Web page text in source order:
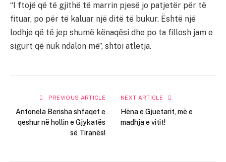
“I ftojë që të gjithë të marrin pjesë jo patjetër për të
fituar, po për të kaluar një ditë të bukur. Është një
lodhje që të jep shumë kënaqësi dhe po ta fillosh jam e
sigurt që nuk ndalon më”, shtoi atletja.
PREVIOUS ARTICLE
Antonela Berisha shfaqet e
qeshur në hollin e Gjykatës
së Tiranës!
NEXT ARTICLE
Hëna e Gjuetarit, më e
madhja e vitit!